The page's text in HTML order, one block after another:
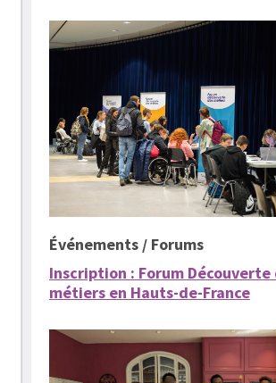
Événements / Forums
Inscription : Forum Découverte
métiers en Hauts-de-France